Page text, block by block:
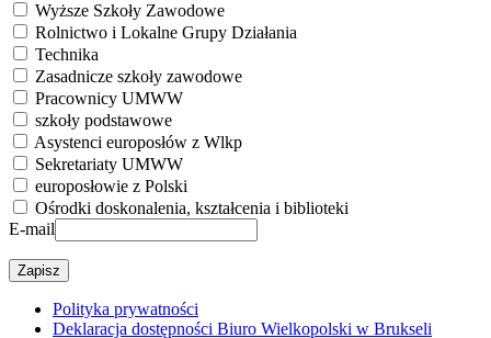
Wyższe Szkoły Zawodowe
Rolnictwo i Lokalne Grupy Działania
Technika
Zasadnicze szkoły zawodowe
Pracownicy UMWW
szkoły podstawowe
Asystenci europosłów z Wlkp
Sekretariaty UMWW
europosłowie z Polski
Ośrodki doskonalenia, kształcenia i biblioteki
E-mail
Polityka prywatności
Deklaracja dostępności Biuro Wielkopolski w Brukseli